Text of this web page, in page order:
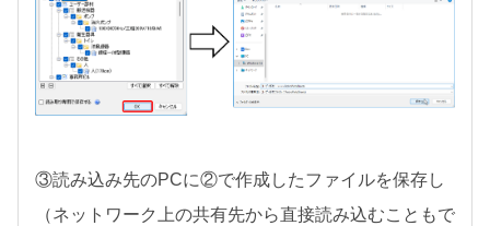
③読み込み先のPCに②で作成したファイルを保存し
（ネットワーク上の共有先から直接読み込むこともで